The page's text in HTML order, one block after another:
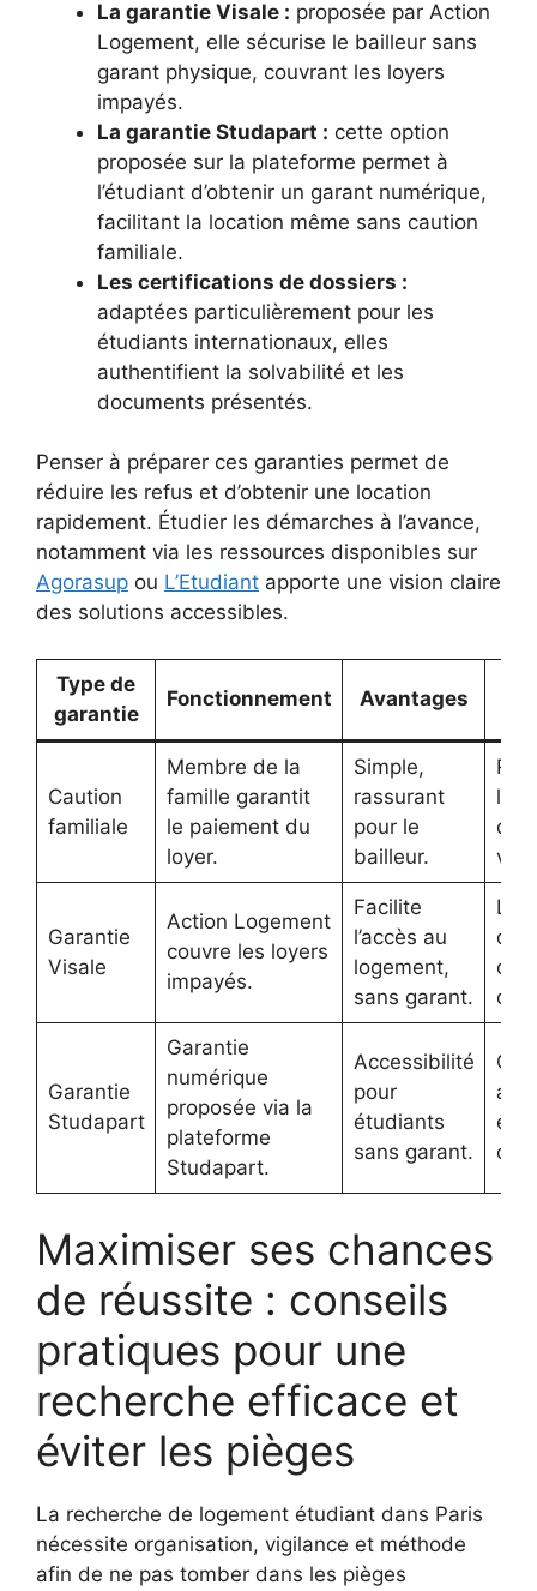
La garantie Visale : proposée par Action
Logement, elle sécurise le bailleur sans
garant physique, couvrant les loyers
impayés.
La garantie Studapart : cette option
proposée sur la plateforme permet à
l’étudiant d’obtenir un garant numérique,
facilitant la location même sans caution
familiale.
Les certifications de dossiers :
adaptées particulièrement pour les
étudiants internationaux, elles
authentifient la solvabilité et les
documents présentés.
Penser à préparer ces garanties permet de
réduire les refus et d’obtenir une location
rapidement. Étudier les démarches à l’avance,
notamment via les ressources disponibles sur
Agorasup ou L’Etudiant apporte une vision claire
des solutions accessibles.
Type de
garantie
Fonctionnement Avantages
Caution
familiale
Membre de la
famille garantit
le paiement du
loyer.
Simple,
rassurant
pour le
bailleur.
le
Garantie
Visale
Action Logement
couvre les loyers
impayés.
Facilite
l’accès au
logement,
sans garant.
Garantie
Studapart
Garantie
numérique
proposée via la
plateforme
Studapart.
Accessibilité
pour
étudiants
sans garant.
Maximiser ses chances
de réussite : conseils
pratiques pour une
recherche efficace et
éviter les pièges
La recherche de logement étudiant dans Paris
nécessite organisation, vigilance et méthode
afin de ne pas tomber dans les pièges